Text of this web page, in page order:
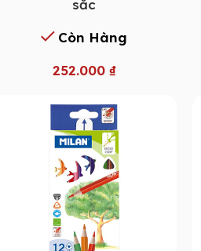
sắc
Còn Hàng
252.000 ₫